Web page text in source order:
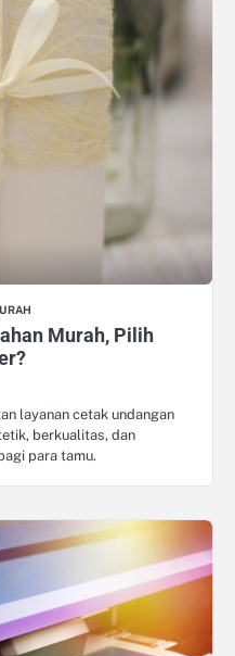
Murah, Pilih
layanan cetak undangan
berkualitas, dan
para tamu.